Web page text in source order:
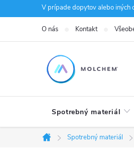
na
V prípade dopytov alebo iných
O nás Kontakt
Spotrebný materiál
Domov
Spotrebný materiál